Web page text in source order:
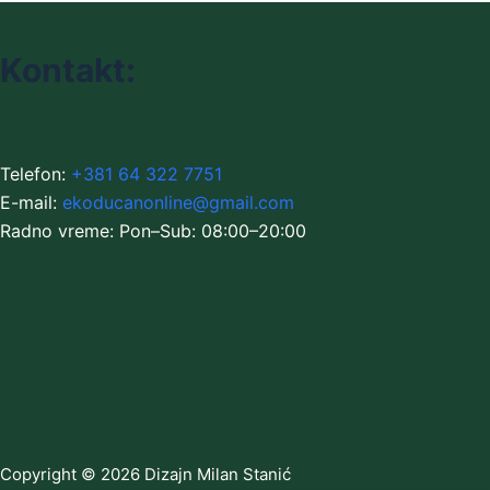
Kontakt:
Telefon: +381 64 322 7751
E-mail: ekoducanonline@gmail.com
Radno vreme: Pon–Sub: 08:00–20:00
Copyright © 2026 Dizajn Milan Stanić